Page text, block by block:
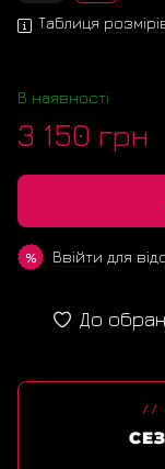
Таблиця
В наявності
3 150 грн
% Ввійти для
До
//